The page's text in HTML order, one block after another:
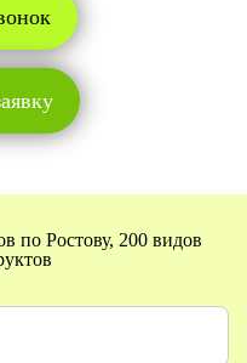
по Ростову, 200 видов